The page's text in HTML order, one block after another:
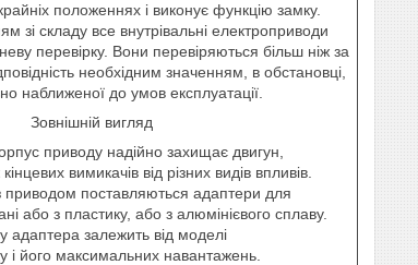
положеннях і виконує функцію замку.
зі складу все внутрівальні електроприводи
перевірку. Вони перевіряються більш ніж за
необхідним значенням, в обстановці,
наближеної до умов експлуатації.
Зовнішній вигляд
приводу надійно захищає двигун,
вимикачів від різних видів впливів.
приводом поставляються адаптери для
або з пластику, або з алюмінієвого сплаву.
адаптера залежить від моделі
і його максимальних навантажень.